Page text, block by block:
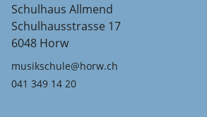
Schulhaus Allmend
Schulhausstrasse 17
6048 Horw
musikschule@horw.ch
041 349 14 20